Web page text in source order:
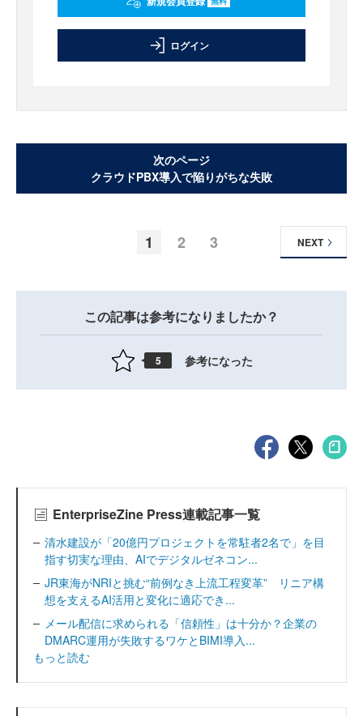
ログイン
次のページ
クラウドPBX導入で陥りがちな失敗
1 2 3 NEXT
この記事は参考になりましたか？
5 参考になった
EnterpriseZine Press連載記事一覧
清水建設が「20億円プロジェクトを常駐者2名で」を目
指す切実な理由、AIでデジタルゼネコン...
JR東海がNRIと挑む“前例なき上流工程変革” リニア構
想を支えるAI活用と変化に適応でき...
メール配信に求められる「信頼性」は十分か？企業の
DMARC運用が失敗するワケとBIMI導入...
もっと読む